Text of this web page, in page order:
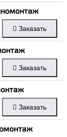
Заказать
Заказать
Заказать